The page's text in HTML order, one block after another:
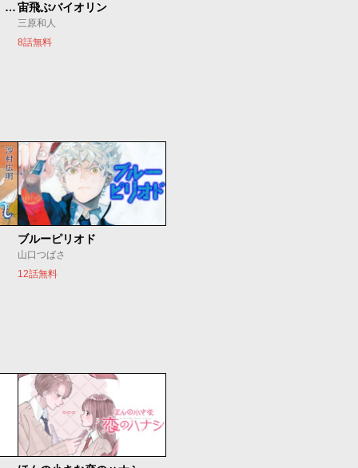
もうひとつのピアノの森 整う音宙飛ぶバイオリン
三原和人
8話無料
ブルーピリオド
山口つばさ
12話無料